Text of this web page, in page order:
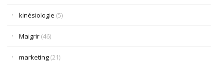
kinésiologie (5)
Maigrir (46)
marketing (21)